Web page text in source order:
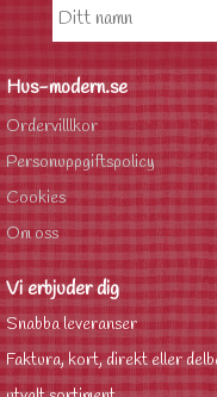
Hus-modern.se
Ordervilllkor
Personuppgiftspolicy
Cookies
Om oss
Vi erbjuder dig
Snabba leveranser
Faktura, kort, direkt eller